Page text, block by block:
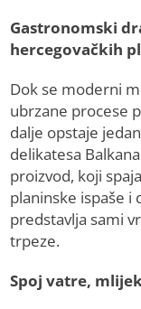
Gastronomski
hercegovačkih
Dok se moderni
ubrzane procese
dalje opstaje
delikatesa
proizvod, koji
planinske ispaše i
predstavlja sami
trpeze.
Spoj vatre,